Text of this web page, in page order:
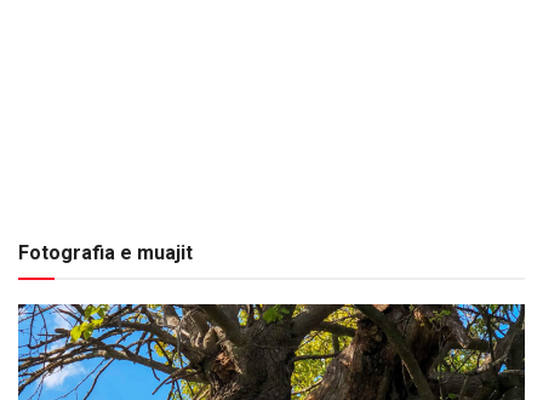
Fotografia e muajit